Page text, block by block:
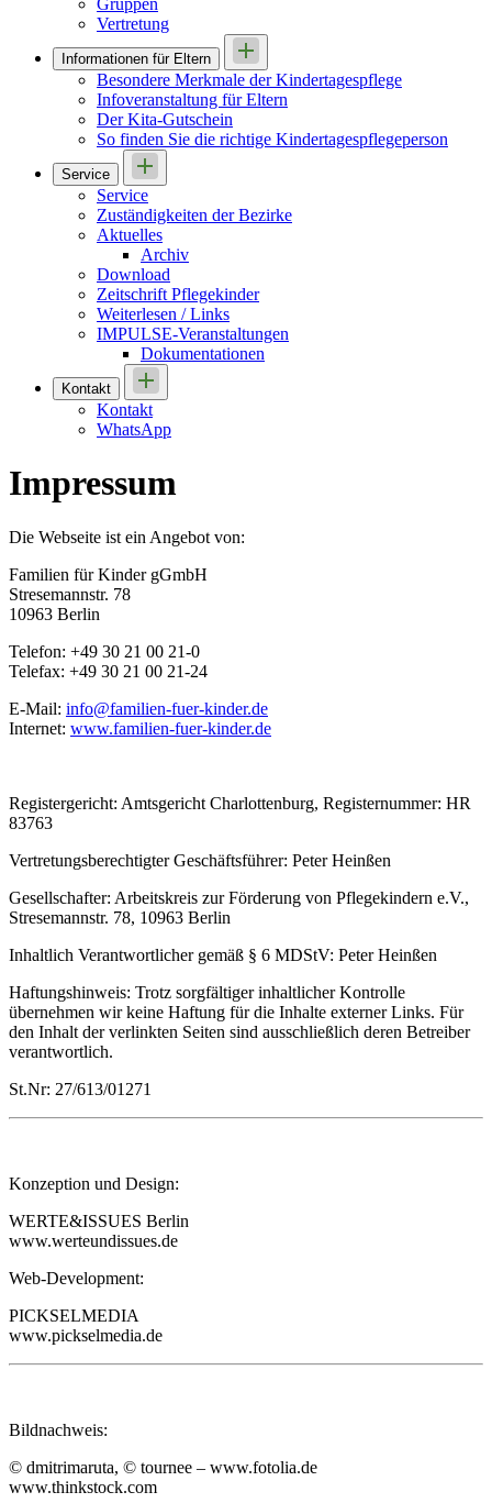
Gruppen
Vertretung
Informationen für Eltern
Besondere Merkmale der Kindertagespflege
Infoveranstaltung für Eltern
Der Kita-Gutschein
So finden Sie die richtige Kindertagespflegeperson
Service
Service
Zuständigkeiten der Bezirke
Aktuelles
Archiv
Download
Zeitschrift Pflegekinder
Weiterlesen / Links
IMPULSE-Veranstaltungen
Dokumentationen
Kontakt
Kontakt
WhatsApp
Impressum
Die Webseite ist ein Angebot von:
Familien für Kinder gGmbH
Stresemannstr. 78
10963 Berlin
Telefon: +49 30 21 00 21-0
Telefax: +49 30 21 00 21-24
E-Mail: info@familien-fuer-kinder.de
Internet: www.familien-fuer-kinder.de
Registergericht: Amtsgericht Charlottenburg, Registernummer: HR
83763
Vertretungsberechtigter Geschäftsführer: Peter Heinßen
Gesellschafter: Arbeitskreis zur Förderung von Pflegekindern e.V.,
Stresemannstr. 78, 10963 Berlin
Inhaltlich Verantwortlicher gemäß § 6 MDStV: Peter Heinßen
Haftungshinweis: Trotz sorgfältiger inhaltlicher Kontrolle
übernehmen wir keine Haftung für die Inhalte externer Links. Für
den Inhalt der verlinkten Seiten sind ausschließlich deren Betreiber
verantwortlich.
St.Nr: 27/613/01271
Konzeption und Design:
WERTE&ISSUES Berlin
www.werteundissues.de
Web-Development:
PICKSELMEDIA
www.pickselmedia.de
Bildnachweis:
© dmitrimaruta, © tournee – www.fotolia.de
www.thinkstock.com